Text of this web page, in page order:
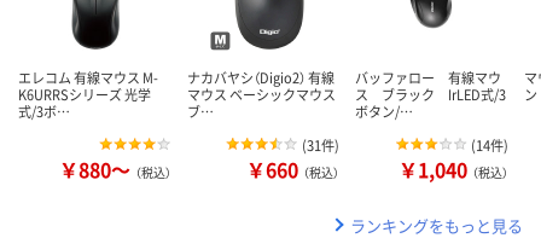
エレコム 有線マウス M-
K6URRSシリーズ 光学
式/3ボ…
￥880～ （税込）
ナカバヤシ（Digio2） 有線
マウス ベーシックマウス
ブ…
(31件)
￥660 （税込）
バッファロー 有線マウ
ス ブラック IrLED式/3
ボタン/…
(14件)
￥1,040 （税込）
ランキングをもっと見る